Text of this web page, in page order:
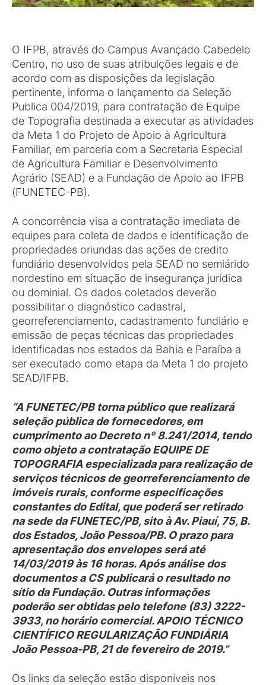
O IFPB, através do Campus Avançado Cabedelo
Centro, no uso de suas atribuições legais e de
acordo com as disposições da legislação
pertinente, informa o lançamento da Seleção
Publica 004/2019, para contratação de Equipe
de Topografia destinada a executar as atividades
da Meta 1 do Projeto de Apoio à Agricultura
Familiar, em parceria com a Secretaria Especial
de Agricultura Familiar e Desenvolvimento
Agrário (SEAD) e a Fundação de Apoio ao IFPB
(FUNETEC-PB).
A concorrência visa a contratação imediata de
equipes para coleta de dados e identificação de
propriedades oriundas das ações de credito
fundiário desenvolvidos pela SEAD no semiárido
nordestino em situação de insegurança jurídica
ou dominial. Os dados coletados deverão
possibilitar o diagnóstico cadastral,
georreferenciamento, cadastramento fundiário e
emissão de peças técnicas das propriedades
identificadas nos estados da Bahia e Paraíba a
ser executado como etapa da Meta 1 do projeto
SEAD/IFPB.
“A FUNETEC/PB torna público que realizará
seleção pública de fornecedores, em
cumprimento ao Decreto nº 8.241/2014, tendo
como objeto a contratação EQUIPE DE
TOPOGRAFIA especializada para realização de
serviços técnicos de georreferenciamento de
imóveis rurais, conforme especificações
constantes do Edital, que poderá́ ser retirado
na sede da FUNETEC/PB, sito à Av. Piauí, 75, B.
dos Estados, João Pessoa/PB. O prazo para
apresentação dos envelopes será até
14/03/2019 às 16 horas. Após análise dos
documentos a CS publicará o resultado no
sítio da Fundação. Outras informações
poderão ser obtidas pelo telefone (83) 3222-
3933, no horário comercial. APOIO TÉCNICO
CIENTÍFICO REGULARIZAÇÃO FUNDIÁRIA
João Pessoa-PB, 21 de fevereiro de 2019.”
Os links da seleção estão disponíveis nos